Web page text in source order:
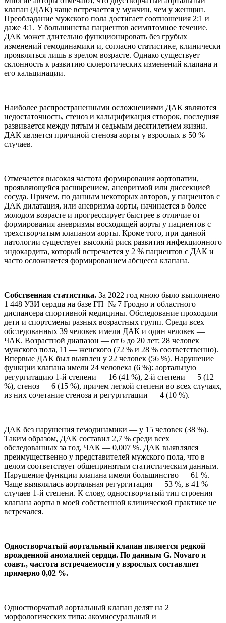
клапан (ДАК) чаще встречается у мужчин, чем у женщин.
Преобладание мужского пола достигает соотношения 2:1 и
даже 4:1. У большинства пациентов асимптомное течение.
ДАК может длительно функционировать без грубых
изменений гемодинамики и, согласно статистике, клинически
проявляться лишь в зрелом возрасте. Однако существует
склонность к развитию склеротических изменений клапана и
его кальцинации.
Наиболее распространенными осложнениями ДАК являются
недостаточность, стеноз и кальцификация створок, последняя
развивается между пятым и седьмым десятилетием жизни.
ДАК является причиной стеноза аорты у взрослых в 50 %
случаев.
Отмечается высокая частота формирования аортопатии,
проявляющейся расширением, аневризмой или диссекцией
сосуда. Причем, по данным некоторых авторов, у пациентов с
ДАК дилатация, или аневризма аорты, начинается в более
молодом возрасте и прогрессирует быстрее в отличие от
формирования аневризмы восходящей аорты у пациентов с
трехстворчатым клапаном аорты. Кроме того, при данной
патологии существует высокий риск развития инфекционного
эндокардита, который встречается у 2 % пациентов с ДАК и
часто осложняется формированием абсцесса клапана.
Собственная статистика. За 2022 год мною было выполнено
1 448 УЗИ сердца на базе ГП № 7 Гродно и областного
диспансера спортивной медицины. Обследование проходили
дети и спортсмены разных возрастных групп. Среди всех
обследованных 39 человек имели ДАК и один человек —
ЧАК. Возрастной диапазон — от 6 до 20 лет; 28 человек
мужского пола, 11 — женского (72 % и 28 % соответственно).
Впервые ДАК был выявлен у 22 человек (56 %). Нарушение
функции клапана имели 24 человека (6 %): аортальную
регургитацию 1-й степени — 16 (41 %), 2-й степени — 5 (12
%), стеноз — 6 (15 %), причем легкой степени во всех случаях,
из них сочетание стеноза и регургитации — 4 (10 %).
ДАК без нарушения гемодинамики — у 15 человек (38 %).
Таким образом, ДАК составил 2,7 % среди всех
обследованных за год, ЧАК — 0,007 %. ДАК выявлялся
преимущественно у представителей мужского пола, что в
целом соответствует общепринятым статистическим данным.
Нарушение функции клапана имели большинство — 61 %.
Чаще выявлялась аортальная регургитация — 53 %, в 41 %
случаев 1-й степени. К слову, одностворчатый тип строения
клапана аорты в моей собственной клинической практике не
встречался.
Одностворчатый аортальный клапан является редкой
врожденной аномалией сердца. По данным G. Novaro и
соавт., частота встречаемости у взрослых составляет
примерно 0,02 %.
Одностворчатый аортальный клапан делят на 2
морфологических типа: акомиссуральный и